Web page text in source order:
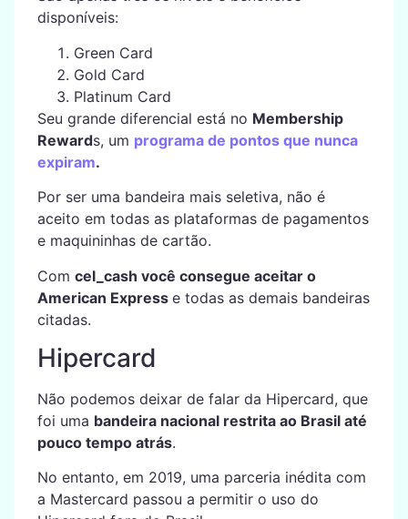
disponíveis:
Green Card
Gold Card
Platinum Card
Seu grande diferencial está no Membership
Rewards, um programa de pontos que nunca
expiram.
Por ser uma bandeira mais seletiva, não é
aceito em todas as plataformas de pagamentos
e maquininhas de cartão.
Com cel_cash você consegue aceitar o
American Express e todas as demais bandeiras
citadas.
Hipercard
Não podemos deixar de falar da Hipercard, que
foi uma bandeira nacional restrita ao Brasil até
pouco tempo atrás.
No entanto, em 2019, uma parceria inédita com
a Mastercard passou a permitir o uso do